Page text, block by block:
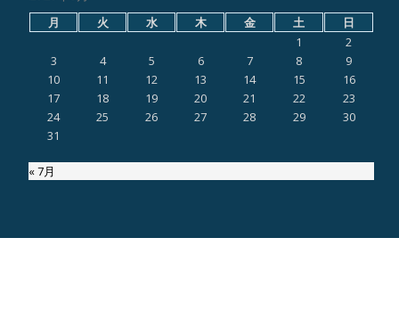
月 火 水 木 金 土
日
1
2
3
4 5 6 7 8
9
10
11 12 13 14 15
16
17
18 19 20 21 22
23
24
25 26 27 28 29
30
31
« 7月